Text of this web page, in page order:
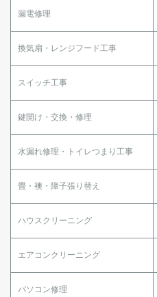
漏電修理
換気扇・レンジフード工事
スイッチ工事
鍵開け・交換・修理
水漏れ修理・トイレつまり工事
畳・襖・障子張り替え
ハウスクリーニング
エアコンクリーニング
パソコン修理